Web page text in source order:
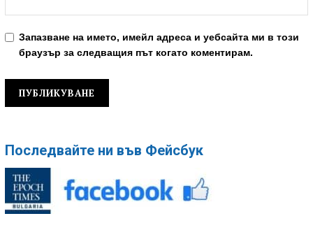
Запазване на името, имейл адреса и уебсайта ми в този
браузър за следващия път когато коментирам.
Последвайте ни във Фейсбук